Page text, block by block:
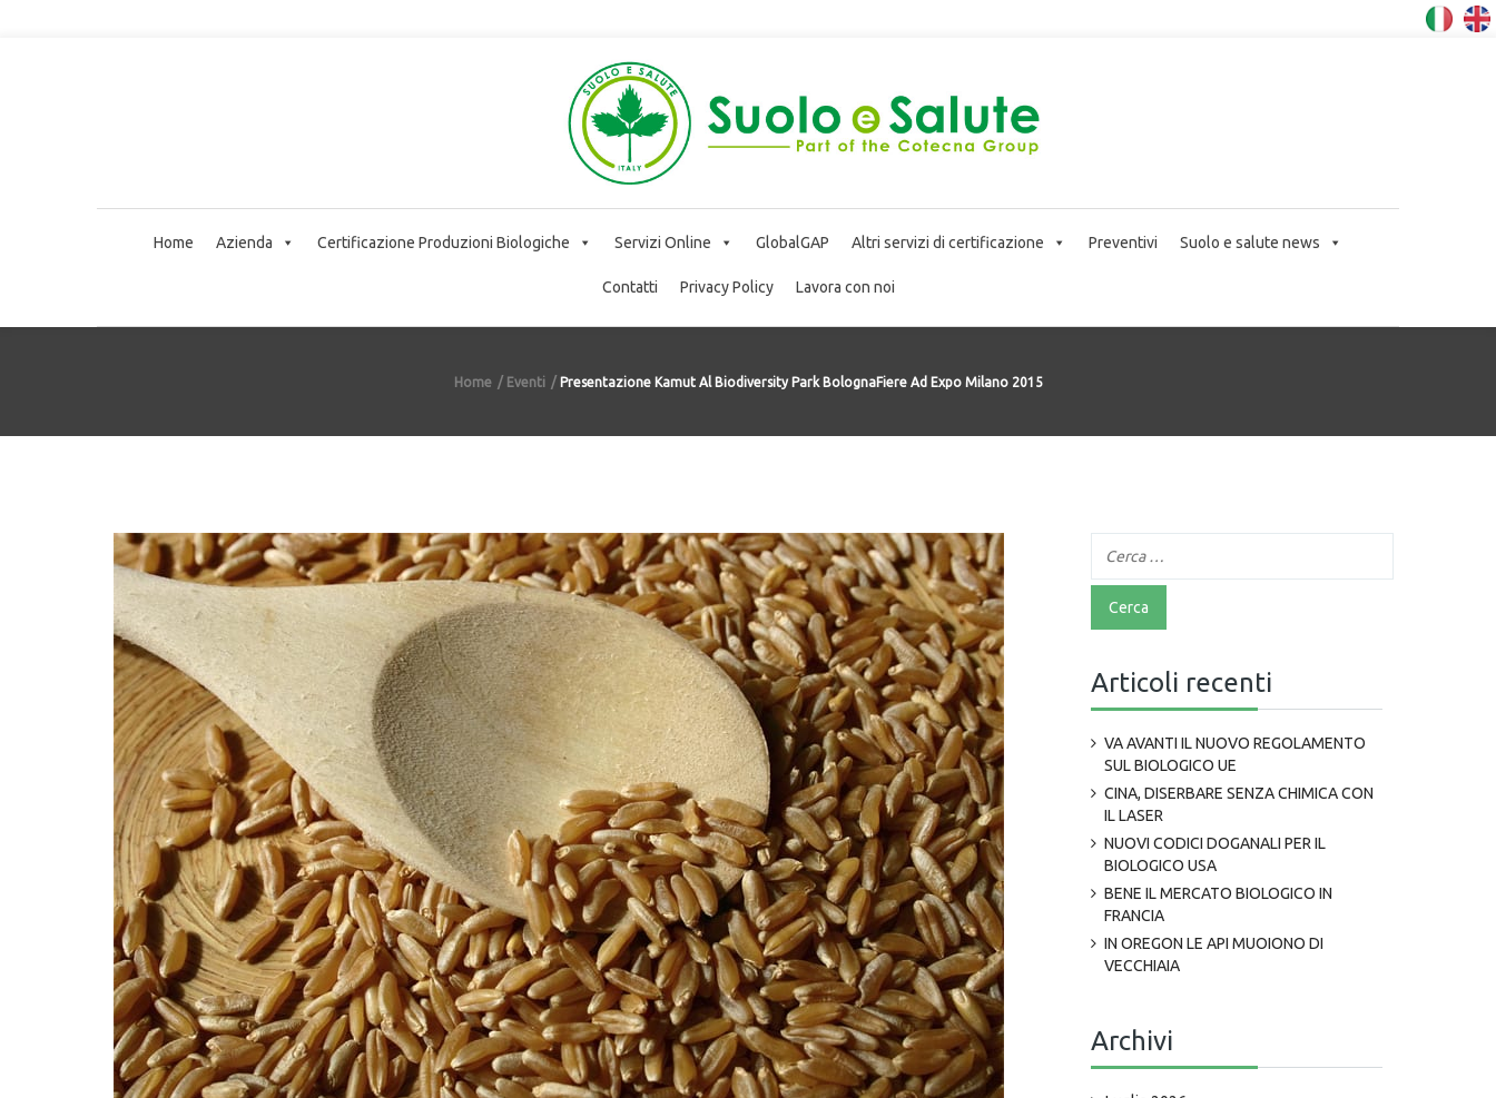
Home Azienda Certificazione Produzioni Biologiche Servizi Online GlobalGAP Altri servizi di certificazione Preventivi Suolo e salute news
Contatti Privacy Policy Lavora con noi
Home Eventi Presentazione Kamut Al Biodiversity Park BolognaFiere Ad Expo Milano 2015
Articoli recenti
VA AVANTI IL NUOVO REGOLAMENTO
SUL BIOLOGICO UE
CINA, DISERBARE SENZA CHIMICA CON
IL LASER
NUOVI CODICI DOGANALI PER IL
BIOLOGICO USA
BENE IL MERCATO BIOLOGICO IN
FRANCIA
IN OREGON LE API MUOIONO DI
VECCHIAIA
Archivi